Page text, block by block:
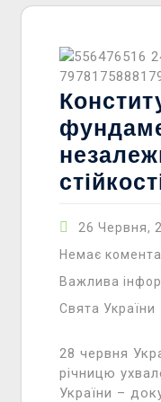
26 Червня,
Немає
Важлива
Свята України
28 червня
річницю
України –